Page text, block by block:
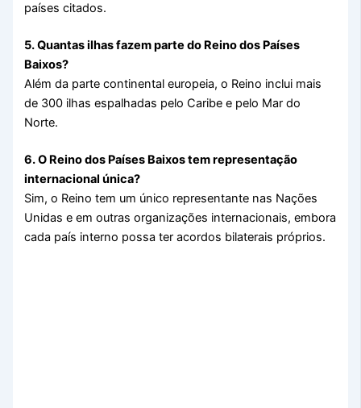
países citados.
5. Quantas ilhas fazem parte do Reino dos Países
Baixos?
Além da parte continental europeia, o Reino inclui mais
de 300 ilhas espalhadas pelo Caribe e pelo Mar do
Norte.
6. O Reino dos Países Baixos tem representação
internacional única?
Sim, o Reino tem um único representante nas Nações
Unidas e em outras organizações internacionais, embora
cada país interno possa ter acordos bilaterais próprios.